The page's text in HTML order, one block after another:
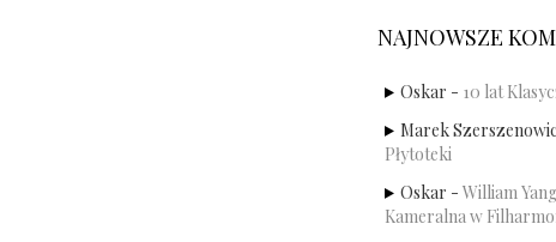
NAJNOWSZE
Oskar - 10 lat
Marek
Płytoteki
Oskar - William
Kameralna w